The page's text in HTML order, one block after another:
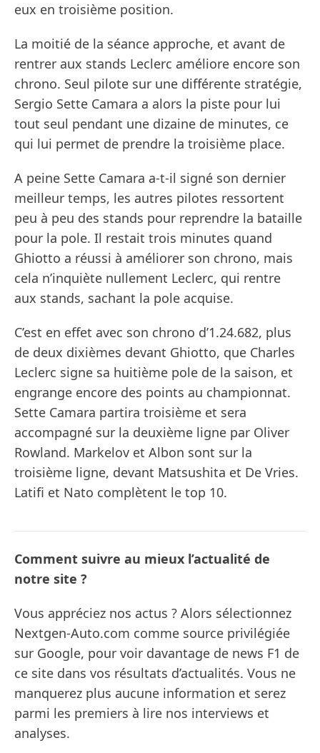
eux en troisième position.
La moitié de la séance approche, et avant de
rentrer aux stands Leclerc améliore encore son
chrono. Seul pilote sur une différente stratégie,
Sergio Sette Camara a alors la piste pour lui
tout seul pendant une dizaine de minutes, ce
qui lui permet de prendre la troisième place.
A peine Sette Camara a-t-il signé son dernier
meilleur temps, les autres pilotes ressortent
peu à peu des stands pour reprendre la bataille
pour la pole. Il restait trois minutes quand
Ghiotto a réussi à améliorer son chrono, mais
cela n’inquiète nullement Leclerc, qui rentre
aux stands, sachant la pole acquise.
C’est en effet avec son chrono d’1.24.682, plus
de deux dixièmes devant Ghiotto, que Charles
Leclerc signe sa huitième pole de la saison, et
engrange encore des points au championnat.
Sette Camara partira troisième et sera
accompagné sur la deuxième ligne par Oliver
Rowland. Markelov et Albon sont sur la
troisième ligne, devant Matsushita et De Vries.
Latifi et Nato complètent le top 10.
Comment suivre au mieux l’actualité de
notre site ?
Vous appréciez nos actus ? Alors sélectionnez
Nextgen-Auto.com comme source privilégiée
sur Google, pour voir davantage de news F1 de
ce site dans vos résultats d’actualités. Vous ne
manquerez plus aucune information et serez
parmi les premiers à lire nos interviews et
analyses.